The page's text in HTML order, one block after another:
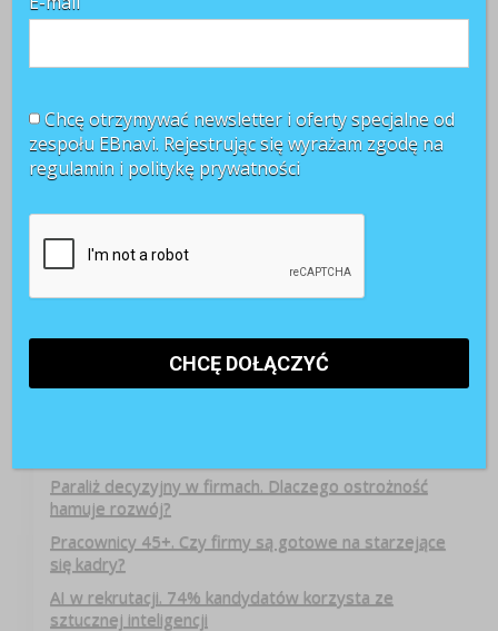
Paraliż decyzyjny w firmach. Dlaczego ostrożność
hamuje rozwój?
Pracownicy 45+. Czy firmy są gotowe na starzejące
się kadry?
AI w rekrutacji. 74% kandydatów korzysta ze
sztucznej inteligencji
Chcę otrzymywać newsletter i oferty specjalne od
zespołu EBnavi. Rejestrując się wyrażam zgodę na
regulamin i politykę prywatności